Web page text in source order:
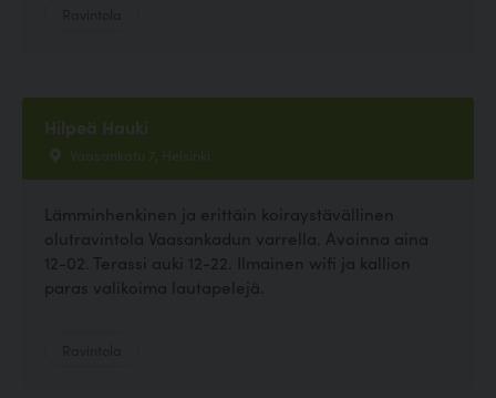
Hilpeä Hauki
Vaasankatu 7, Helsinki
Lämminhenkinen ja erittäin koiraystävällinen
olutravintola Vaasankadun varrella. Avoinna aina
12-02. Terassi auki 12-22. Ilmainen wifi ja kallion
paras valikoima lautapelejä.